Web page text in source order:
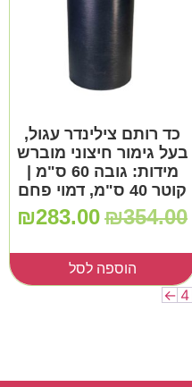
כד רותם צילינדר עגול,
בעל גימור חיצוני מוברש
מידות: גובה 60 ס"מ |
קוטר 40 ס"מ, דמוי פחם
₪354.00
₪283.00
הוספה לסל
4
←